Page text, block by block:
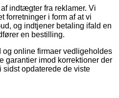
indtægter fra reklamer. Vi
forretninger i form af at vi
og indtjener betaling ifald en
en bestilling.
og online firmaer vedligeholdes
garantier imod korrektioner der
opdaterede de viste